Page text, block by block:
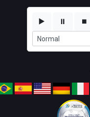
▶️ ⏸️ ⏹️